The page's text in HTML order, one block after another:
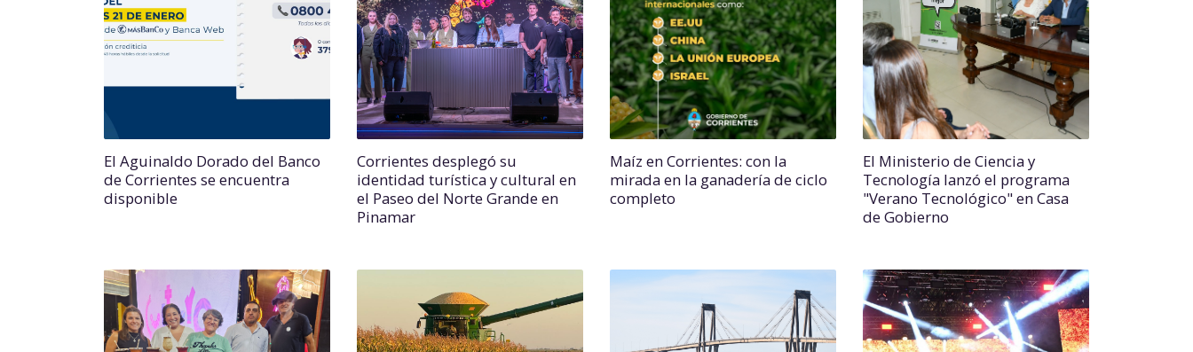
El Aguinaldo Dorado del Banco
de Corrientes se encuentra
disponible
Corrientes desplegó su
identidad turística y cultural en
el Paseo del Norte Grande en
Pinamar
Maíz en Corrientes: con la
mirada en la ganadería de ciclo
completo
El Ministerio de Ciencia y
Tecnología lanzó el programa
"Verano Tecnológico" en Casa
de Gobierno